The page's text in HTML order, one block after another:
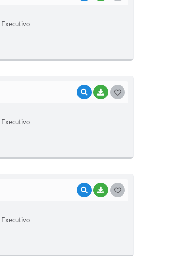
Executivo
VISUALIZAR
BAIXAR
Executivo
VISUALIZAR
BAIXAR
Executivo